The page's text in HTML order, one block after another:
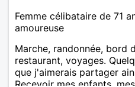
Femme célibataire de 71
amoureuse
Marche, randonnée, bord
restaurant, voyages.
que j'aimerais partager
Recevoir mes enfants,